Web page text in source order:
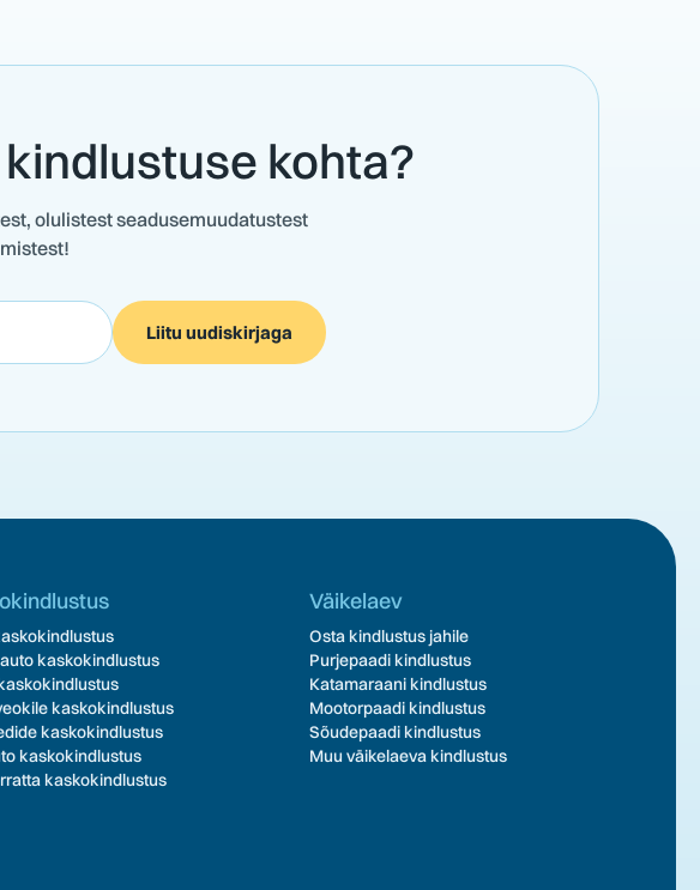
kohta?
olulistest seadusemuudatustest
Liitu uudiskirjaga
kaskokindlustus
kaskokindlustus
kaskokindlustus
kaskokindlustus
kaskokindlustus
Väikelaev
Osta kindlustus jahile
Purjepaadi kindlustus
Katamaraani kindlustus
Mootorpaadi kindlustus
Sõudepaadi kindlustus
Muu väikelaeva kindlustus